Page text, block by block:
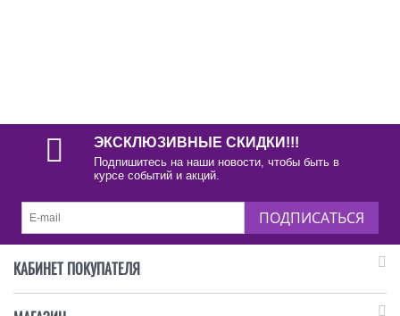
ЭКСКЛЮЗИВНЫЕ СКИДКИ!!!
Подпишитесь на наши новости, чтобы быть в
курсе событий и акций.
ПОДПИСАТЬСЯ
КАБИНЕТ ПОКУПАТЕЛЯ